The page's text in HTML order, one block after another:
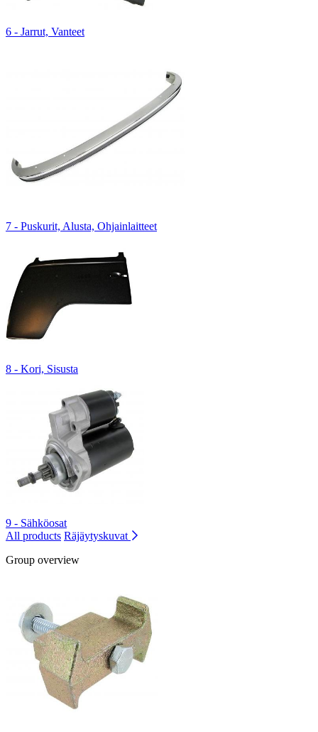
6 - Jarrut, Vanteet
7 - Puskurit, Alusta, Ohjainlaitteet
8 - Kori, Sisusta
9 - Sähköosat
All products Räjäytyskuvat
Group overview